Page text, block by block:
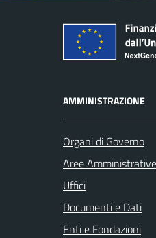
AMMINISTRAZIONE
Organi di Governo
Aree Amministrative
Uffici
Documenti e Dati
Enti e Fondazioni